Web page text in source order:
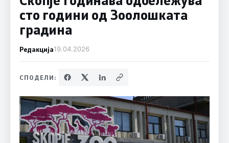
сто години од Зоолошката
градина
Редакција19.04.2026
СПОДЕЛИ: